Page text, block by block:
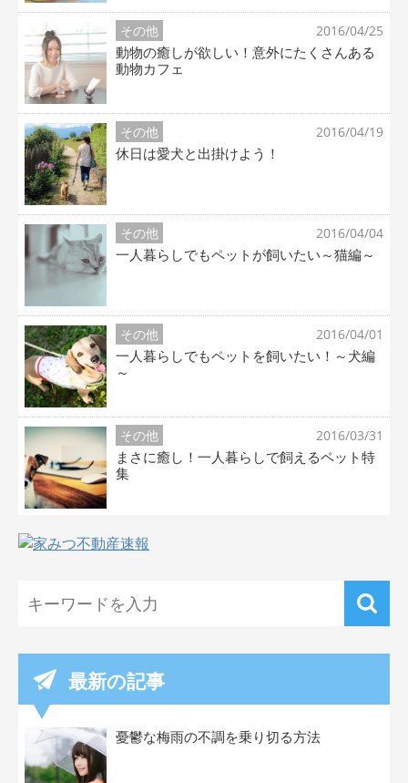
その他 2016/04/25
動物の癒しが欲しい！意外にたくさんある
動物カフェ
その他 2016/04/19
休日は愛犬と出掛けよう！
その他 2016/04/04
一人暮らしでもペットが飼いたい～猫編～
その他 2016/04/01
一人暮らしでもペットを飼いたい！～犬編
～
その他 2016/03/31
まさに癒し！一人暮らしで飼えるペット特
集
最新の記事
憂鬱な梅雨の不調を乗り切る方法